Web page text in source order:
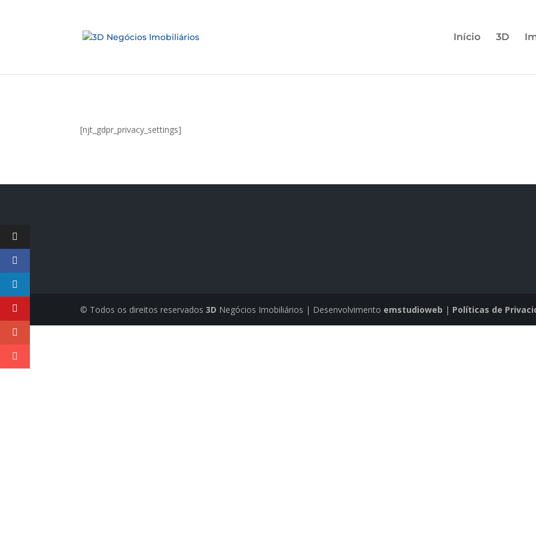
Início 3D
[njt_gdpr_privacy_settings]
© Todos os direitos reservados3D Negócios Imobiliários | Desenvolvimento emstudioweb | Políticas de